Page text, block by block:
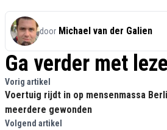
door Michael van der Galien
Ga verder met
Vorig artikel
Voertuig rijdt in op mensenmassa
meerdere gewonden
Volgend artikel